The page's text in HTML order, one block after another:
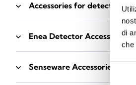
di
che
Accessories for detector
Enea Detector Accessories -
Senseware Accessories